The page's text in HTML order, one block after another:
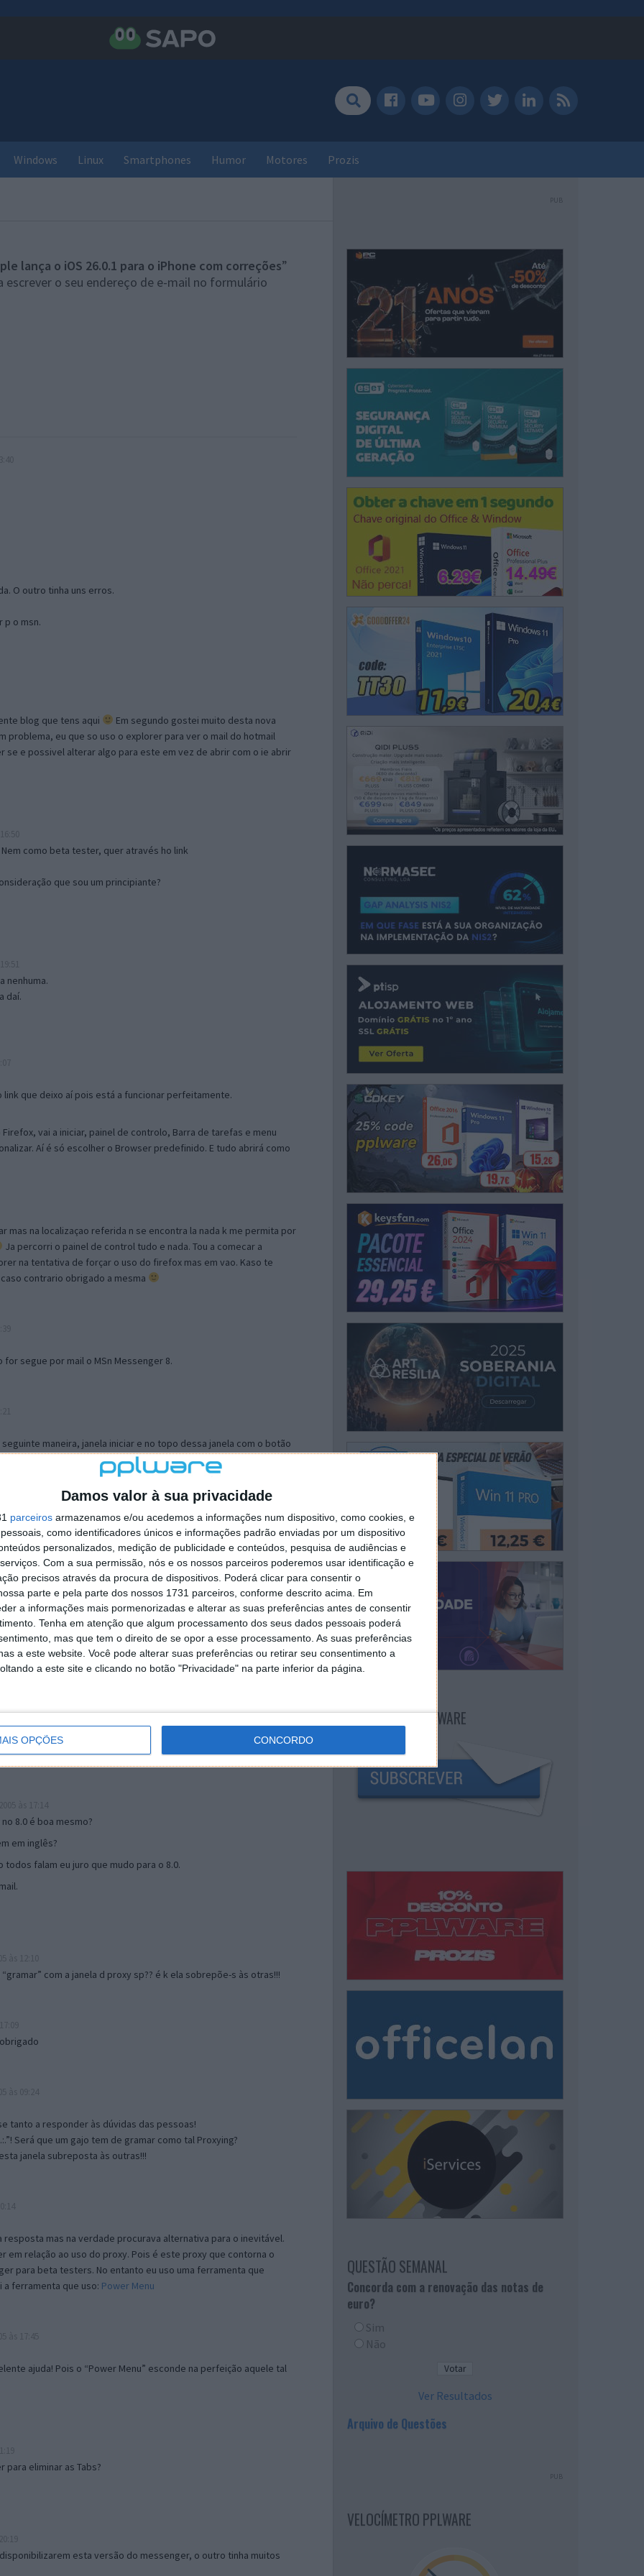
Damos valor à sua privacidade
parceiros armazenamos e/ou acedemos a informações num dispositivo, como cookies, e
como identificadores únicos e informações padrão enviadas por um dispositivo
personalizados, medição de publicidade e conteúdos, pesquisa de audiências e
Com a sua permissão, nós e os nossos parceiros poderemos usar identificação e
precisos através da procura de dispositivos. Poderá clicar para consentir o
parte e pela parte dos nossos 1731 parceiros, conforme descrito acima. Em
a informações mais pormenorizadas e alterar as suas preferências antes de consentir
Tenha em atenção que algum processamento dos seus dados pessoais poderá
mas que tem o direito de se opor a esse processamento. As suas preferências
a este website. Você pode alterar suas preferências ou retirar seu consentimento a
a este site e clicando no botão "Privacidade" na parte inferior da página.
OPÇÕES CONCORDO
Windows Linux Smartphones Humor Motores Prozis
lança o iOS 26.0.1 para o iPhone com correções”
o seu endereço de e-mail no formulário
O outro tinha uns erros.
p o msn.
blog que tens aqui
Em segundo gostei muito desta nova
problema, eu que so uso o explorer para ver o mail do hotmail
se e possivel alterar algo para este em vez de abrir com o ie abrir
como beta tester, quer através ho link
que sou um principiante?
nenhuma.
daí.
que deixo aí pois está a funcionar perfeitamente.
vai a iniciar, painel de controlo, Barra de tarefas e menu
Aí é só escolher o Browser predefinido. E tudo abrirá como
mas na localizaçao referida n se encontra la nada k me permita por
Ja percorri o painel de control tudo e nada. Tou a comecar a
na tentativa de forçar o uso do firefox mas em vao. Kaso te
contrario obrigado a mesma
for segue por mail o MSn Messenger 8.
maneira, janela iniciar e no topo dessa janela com o botão
separador Menu ‘Iniciar’ clica no botão ‘Personalizar’ aí
escolheres o Browser com que queres navegar e o gestor de
ao teu Firefox e nas ferramentas ou tools escolhes ‘Opções’ ou
e logo perto do fim encontras um local para colocares um visto
é o browser predefinido.
mail algum.
17:00
8.0 é boa mesmo?
em inglês?
falam eu juro que mudo para o 8.0.
com a janela d proxy sp?? é k ela sobrepõe-s às otras!!!
tanto a responder às dúvidas das pessoas!
Será que um gajo tem de gramar como tal Proxying?
janela subreposta às outras!!!
mas na verdade procurava alternativa para o inevitável.
em relação ao uso do proxy. Pois é este proxy que contorna o
para beta testers. No entanto eu uso uma ferramenta que
ferramenta que uso: Power Menu
ajuda! Pois o “Power Menu” esconde na perfeição aquele tal
para eliminar as Tabs?
esta versão do messenger, o outro tinha muitos
PUB
NEWSLETTER PPLWARE
QUESTÃO SEMANAL
Concorda com a renovação das notas de
euro?
Sim
Não
Ver Resultados
Arquivo de Questões
PUB
VELOCÍMETRO PPLWARE